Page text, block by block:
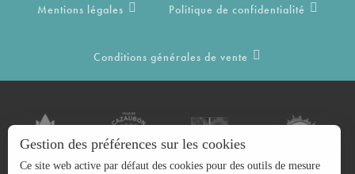
Mentions légales Politique de confidentialité
Conditions générales de vente
Gestion des préférences sur les cookies
Ce site web active par défaut des cookies pour des outils de mesure